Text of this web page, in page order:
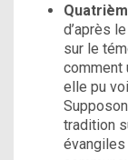
d’après
sur le
comment
elle pu
tradition